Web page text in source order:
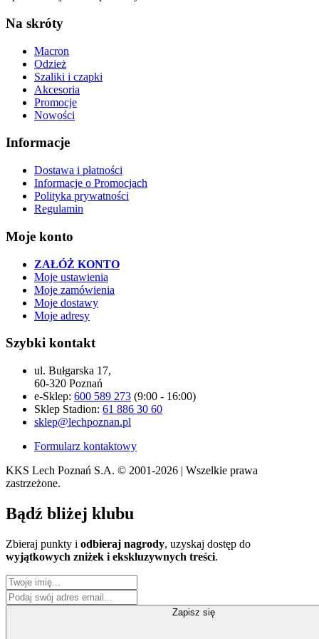
Na skróty
Macron
Odzież
Szaliki i czapki
Akcesoria
Promocje
Nowości
Informacje
Dostawa i płatności
Informacje o Promocjach
Polityka prywatności
Regulamin
Moje konto
ZAŁÓŻ KONTO
Moje ustawienia
Moje zamówienia
Moje dostawy
Moje adresy
Szybki kontakt
ul. Bułgarska 17,
60-320 Poznań
e-Sklep: 600 589 273 (9:00 - 16:00)
Sklep Stadion: 61 886 30 60
sklep@lechpoznan.pl
Formularz kontaktowy
KKS Lech Poznań S.A. © 2001-2026 | Wszelkie prawa
zastrzeżone.
Bądź bliżej klubu
Zbieraj punkty i odbieraj nagrody, uzyskaj dostęp do
wyjątkowych zniżek i ekskluzywnych treści.
Zapisz się